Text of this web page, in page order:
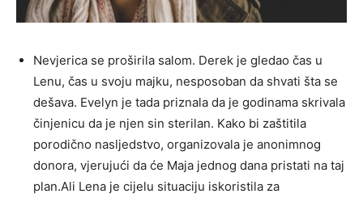
Nevjerica se proširila salom. Derek je gledao čas u
Lenu, čas u svoju majku, nesposoban da shvati šta se
dešava. Evelyn je tada priznala da je godinama skrivala
činjenicu da je njen sin sterilan. Kako bi zaštitila
porodično nasljedstvo, organizovala je anonimnog
donora, vjerujući da će Maja jednog dana pristati na taj
plan.Ali Lena je cijelu situaciju iskoristila za